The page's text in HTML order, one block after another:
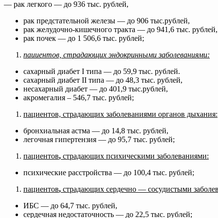
— рак легкого — до 936 тыс. рублей,
рак предстательной железы — до 906 тыс.рублей,
рак желудочно-кишечного тракта — до 941,6 тыс. рублей,
рак почек — до 1 506,6 тыс. рублей;
паииентов, страдающих эндокринными заболеваниями:
сахарный диабет I типа — до 59,9 тыс. рублей.
сахарный диабет II типа — до 48,3 тыс. рублей,
несахарный диабет — до 401,9 тыс.рублей,
акромегалия – 546,7 тыс. рублей;
пациентов, страдающих заболеваниями органов дыхания:
бронхиальная астма — до 14,8 тыс. рублей,
легочная гипертензия — до 95,7 тыс. рублей;
пациентов, страдающих психическими заболеваниями:
психические расстройства — до 100,4 тыс. рублей;
пациентов, страдающих сердечно — сосудистыми
ИБС — до 64,7 тыс. рублей,
сердечная недостаточность — до 22,5 тыс. рублей;